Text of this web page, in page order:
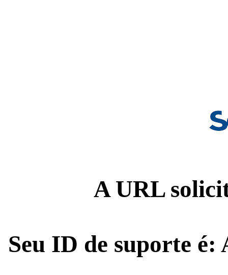
A URL
Seu ID de suporte é: